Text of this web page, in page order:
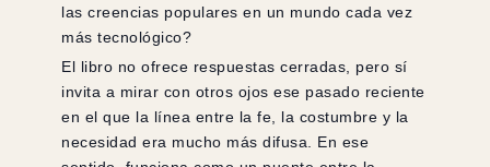
las creencias populares en un mundo cada vez
más tecnológico?
El libro no ofrece respuestas cerradas, pero sí
invita a mirar con otros ojos ese pasado reciente
en el que la línea entre la fe, la costumbre y la
necesidad era mucho más difusa. En ese